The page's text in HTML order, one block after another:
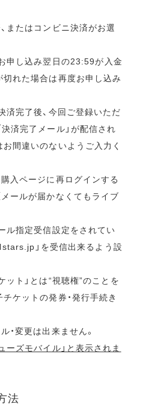
またはコンビニ決済がお選
申し込み翌日の23:59が入金
れた場合は再度お申し込み
済完了後、今回ご登録いただ
済完了メール」が配信され
間違いのないようご入力く
入ページに再ログインする
ールが届かなくてもライブ
ル指定受信設定をされてい
」を受信出来るよう設
ット」とは“視聴権”のことを
ケットの発券・発行手続き
・変更は出来ません。
ーズモバイル」と表示されま
法